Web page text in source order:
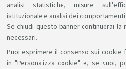
analisi statistiche, misure
istituzionale e analisi dei
Se chiudi questo banner continuerai la
necessari.
Puoi esprimere il consenso sui cookie
in "Personalizza cookie" e, se vuoi,
Sosteniamo il diritto